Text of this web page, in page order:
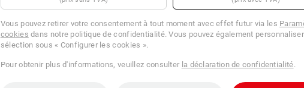
Vous pouvez retirer votre consentement à tout moment avec effet futur via les
cookies dans notre politique de confidentialité. Vous pouvez également
sélection sous « Configurer les cookies ».
Pour obtenir plus d'informations, veuillez consulter la déclaration de confidentialité.